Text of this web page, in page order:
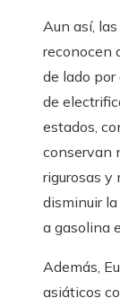
Aun así,
reconocen
de lado
de
estados,
conservan
rigurosas y
disminuir
a gasolina
Además,
asiáticos